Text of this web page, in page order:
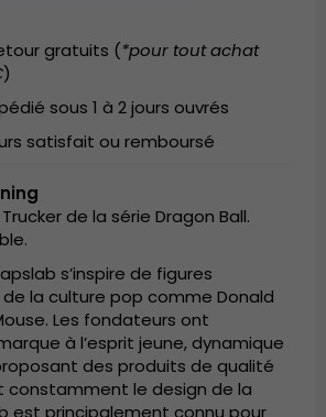
gratuits (*pour tout achat
)
sous 1 à 2 jours ouvrés
satisfait ou remboursé
de la série Dragon Ball.
s’inspire de figures
la culture pop comme Donald
Les fondateurs ont
à l’esprit jeune, dynamique
des produits de qualité
constamment le design de la
est principalement connu pour